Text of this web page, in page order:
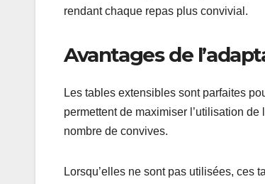
rendant chaque repas plus convivial.
Avantages de
Les tables extensibles sont parfaites
permettent de maximiser l’utilisation
nombre de convives.
Lorsqu’elles ne sont pas utilisées, ces